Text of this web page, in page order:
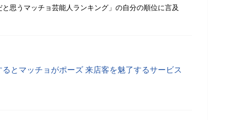
と思うマッチョ芸能人ランキング」の自分の順位に言及
とマッチョがポーズ 来店客を魅了するサービス